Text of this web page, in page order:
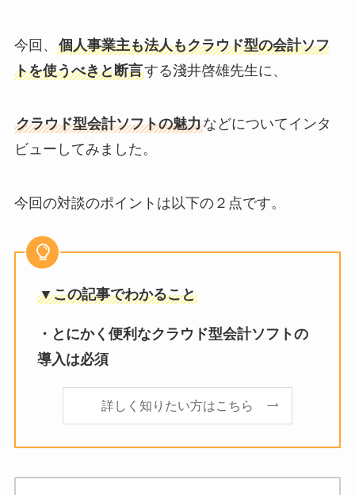
今回、 個人事業主も法人もクラウド型の会計ソフ
トを使うべきと断言する淺井啓雄先生に、
クラウド型会計ソフトの魅力などについてインタ
ビューしてみました。
今回の対談のポイントは以下の２点です。
▼この記事でわかること
・とにかく便利なクラウド型会計ソフトの
導入は必須
詳しく知りたい方はこちら